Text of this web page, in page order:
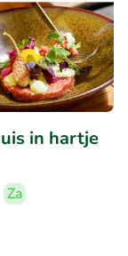
in hartje
Za